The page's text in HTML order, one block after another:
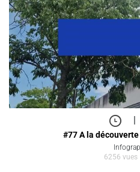
|
#77 A la
6256 vues